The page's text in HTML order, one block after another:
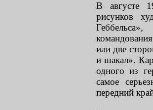
В августе
рисунков
или две
и шакал».
одного из
самое
передний